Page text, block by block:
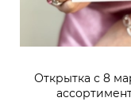
Открытка с 8